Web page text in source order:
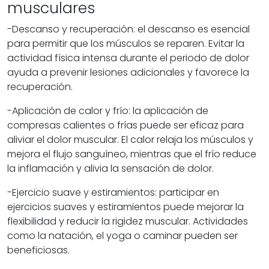
musculares
-Descanso y recuperación: el descanso es esencial
para permitir que los músculos se reparen. Evitar la
actividad física intensa durante el periodo de dolor
ayuda a prevenir lesiones adicionales y favorece la
recuperación.
-Aplicación de calor y frío: la aplicación de
compresas calientes o frías puede ser eficaz para
aliviar el dolor muscular. El calor relaja los músculos y
mejora el flujo sanguíneo, mientras que el frío reduce
la inflamación y alivia la sensación de dolor.
-Ejercicio suave y estiramientos: participar en
ejercicios suaves y estiramientos puede mejorar la
flexibilidad y reducir la rigidez muscular. Actividades
como la natación, el yoga o caminar pueden ser
beneficiosas.